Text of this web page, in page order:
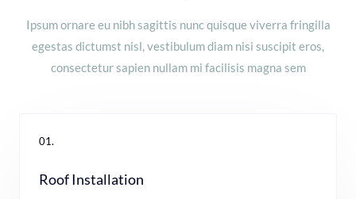
Ipsum ornare eu nibh sagittis nunc quisque viverra fringilla
egestas dictumst nisl, vestibulum diam nisi suscipit eros,
consectetur sapien nullam mi facilisis magna sem
01.
Roof Installation